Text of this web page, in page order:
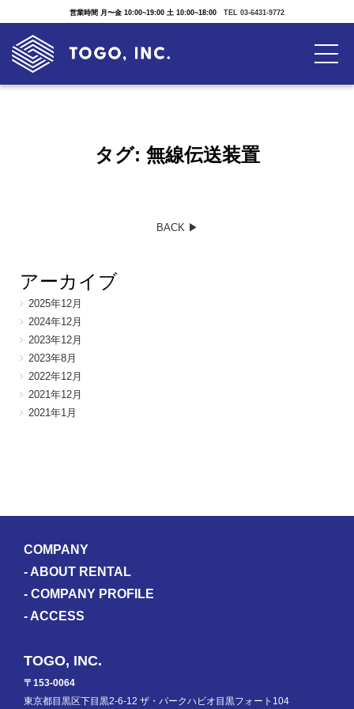
営業時間 月〜金 10:00~19:00 土 10:00~18:00 TEL 03-6431-9772
タグ: 無線伝送装置
BACK ▶︎
アーカイブ
2025年12月
2024年12月
2023年12月
2023年8月
2022年12月
2021年12月
2021年1月
COMPANY
- ABOUT RENTAL
- COMPANY PROFILE
- ACCESS
TOGO, INC.
〒153-0064
東京都目黒区下目黒2-6-12 ザ・パークハビオ目黒フォート104